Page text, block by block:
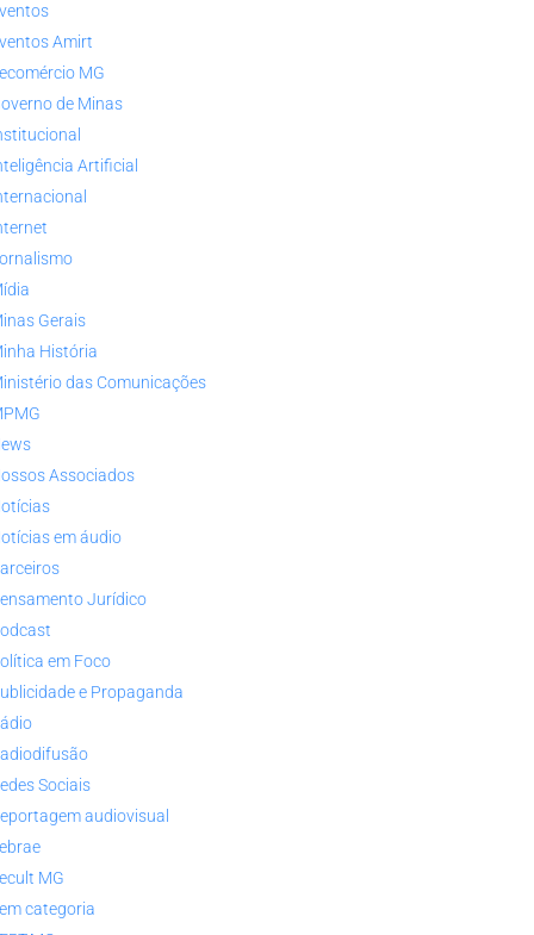
Amirt
MG
de Minas
Artificial
Gerais
História
das Comunicações
Associados
em áudio
Jurídico
em Foco
e Propaganda
Sociais
audiovisual
MG
categoria